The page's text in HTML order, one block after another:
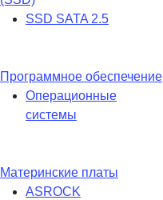
SSD SATA 2.5
Программное обеспечение
Операционные
системы
Материнские платы
ASROCK